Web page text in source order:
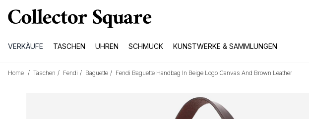
VERKÄUFE TASCHEN UHREN SCHMUCK KUNSTWERKE & SAMMLUNGEN
Home / Taschen / Fendi / Baguette / Fendi Baguette Handbag In Beige Logo Canvas And Brown Leather